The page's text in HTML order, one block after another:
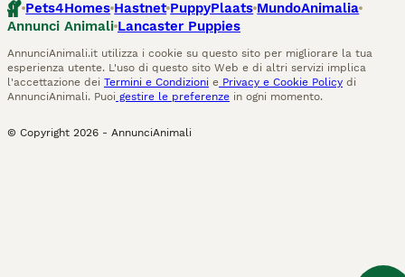
Pets4Homes Hastnet PuppyPlaats MundoAnimalia
Annunci Animali Lancaster Puppies
AnnunciAnimali.it utilizza i cookie su questo sito per migliorare la tua
esperienza utente. L'uso di questo sito Web e di altri servizi implica
l'accettazione dei Termini e Condizioni e Privacy e Cookie Policy di
AnnunciAnimali. Puoi gestire le preferenze in ogni momento.
© Copyright 2026 - AnnunciAnimali